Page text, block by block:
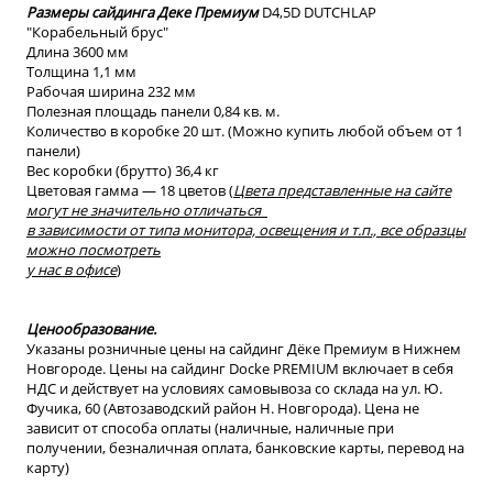
Размеры сайдинга Деке ПремиумD4,5D DUTCHLAP
"Корабельный брус"
Длина 3600 мм
Толщина 1,1 мм
Рабочая ширина 232 мм
Полезная площадь панели 0,84 кв. м.
Количество в коробке 20 шт. (Можно купить любой объем от 1
панели)
Вес коробки (брутто) 36,4 кг
Цветовая гамма — 18 цветов (Цвета представленные на сайте
могут не значительно отличаться
в зависимости от типа монитора, освещения и т.п., все образцы
можно посмотреть
у нас в офисе)
Ценообразование.
Указаны розничные цены на сайдинг Дёке Премиум в Нижнем
Новгороде. Цены на сайдинг Docke PREMIUM включает в себя
НДС и действует на условиях самовывоза со склада на ул. Ю.
Фучика, 60 (Автозаводский район Н. Новгорода). Цена не
зависит от способа оплаты (наличные, наличные при
получении, безналичная оплата, банковские карты, перевод на
карту)